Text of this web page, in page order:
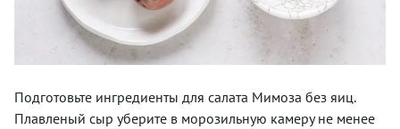
Подготовьте ингредиенты для салата Мимоза без яиц.
Плавленый сыр уберите в морозильную камеру не менее